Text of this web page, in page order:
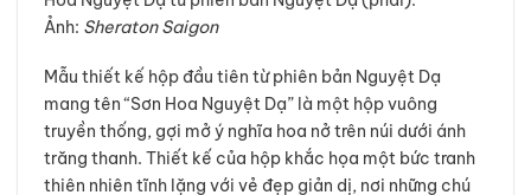
Ảnh: Sheraton Saigon
Mẫu thiết kế hộp đầu tiên từ phiên bản Nguyệt Dạ
mang tên “Sơn Hoa Nguyệt Dạ” là một hộp vuông
truyền thống, gợi mở ý nghĩa hoa nở trên núi dưới ánh
trăng thanh. Thiết kế của hộp khắc họa một bức tranh
thiên nhiên tĩnh lặng với vẻ đẹp giản dị, nơi những chú